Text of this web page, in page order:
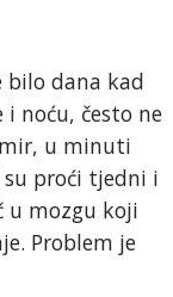
bilo dana kad
noću, često ne
u minuti
proći tjedni i
u mozgu koji
Problem je